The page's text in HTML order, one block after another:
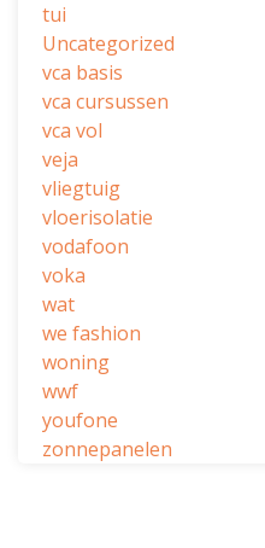
tui
Uncategorized
vca basis
vca cursussen
vca vol
veja
vliegtuig
vloerisolatie
vodafoon
voka
wat
we fashion
woning
wwf
youfone
zonnepanelen